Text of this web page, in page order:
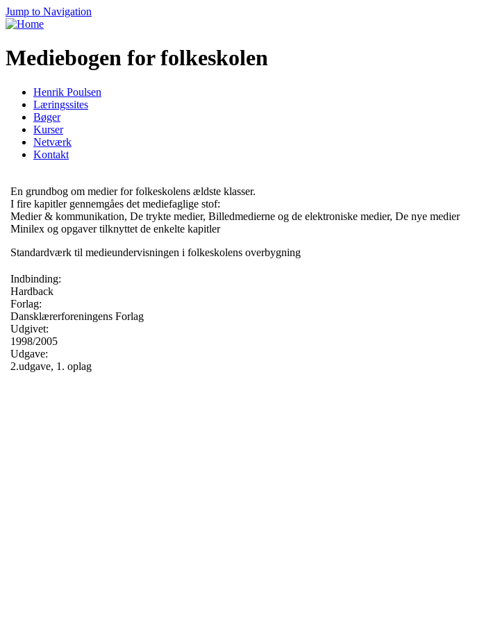
Jump to Navigation
Mediebogen for folkeskolen
Henrik Poulsen
Læringssites
Bøger
Kurser
Netværk
Kontakt
En grundbog om medier for folkeskolens ældste klasser.
I fire kapitler gennemgåes det mediefaglige stof:
Medier & kommunikation, De trykte medier, Billedmedierne og de elektroniske medier, De nye medier
Minilex og opgaver tilknyttet de enkelte kapitler
Standardværk til medieundervisningen i folkeskolens overbygning
Indbinding:
Hardback
Forlag:
Dansklærerforeningens Forlag
Udgivet:
1998/2005
Udgave:
2.udgave, 1. oplag